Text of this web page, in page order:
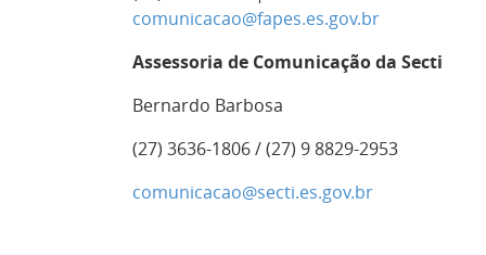
comunicacao@fapes.es.gov.br
Assessoria de Comunicação da Secti
Bernardo Barbosa
(27) 3636-1806 / (27) 9 8829-2953
comunicacao@secti.es.gov.br